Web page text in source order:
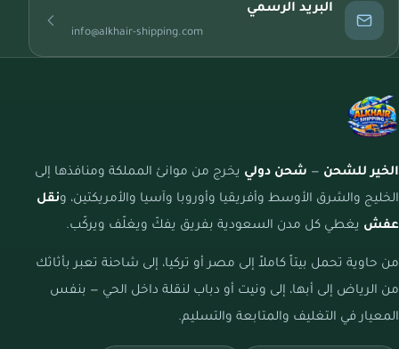
البريد الرسمي
info@alkhair-shipping.com
الخير للشحن — شحن دولي يخرج من موانئ المملكة ومنافذها إلى
الخليج والشرق الأوسط وأفريقيا وأوروبا وآسيا والأمريكتين، ونقل
عفش يغطي كل مدن السعودية بفريق يفكّ ويغلّف ويركّب.
من حاوية تحمل بيتاً كاملاً إلى مصر أو تركيا، إلى شاحنة تعبر بأثاثك
من الرياض إلى أبها، إلى ونيت أو دباب لنقلة داخل الحي — بنفس
المعيار في التغليف والمتابعة والتسليم.